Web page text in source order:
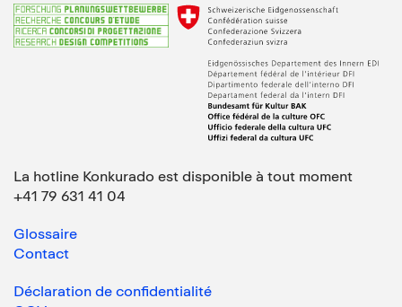
La hotline Konkurado est disponible à tout moment
+41 79 631 41 04
Glossaire
Contact
Déclaration de confidentialité